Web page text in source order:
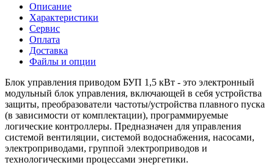
Описание
Характеристики
Сервис
Оплата
Доставка
Файлы и опции
Блок управления приводом БУП 1,5 кВт - это электронный
модульный блок управления, включающей в себя устройства
защиты, преобразователи частоты/устройства плавного пуска
(в зависимости от комплектации), программируемые
логические контроллеры. Предназначен для управления
системой вентиляции, системой водоснабжения, насосами,
электроприводами, группой электроприводов и
технологическими процессами энергетики.